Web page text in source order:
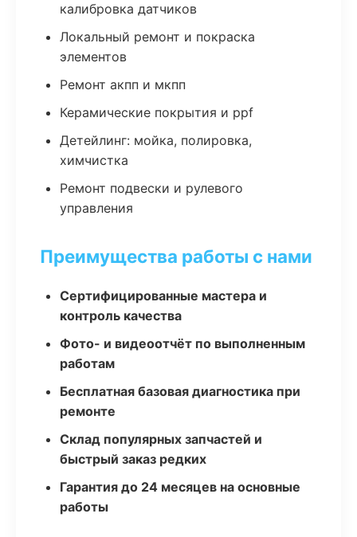
калибровка датчиков
Локальный ремонт и покраска
элементов
Ремонт акпп и мкпп
Керамические покрытия и ppf
Детейлинг: мойка, полировка,
химчистка
Ремонт подвески и рулевого
управления
Преимущества работы с нами
Сертифицированные мастера и
контроль качества
Фото- и видеоотчёт по выполненным
работам
Бесплатная базовая диагностика при
ремонте
Склад популярных запчастей и
быстрый заказ редких
Гарантия до 24 месяцев на основные
работы